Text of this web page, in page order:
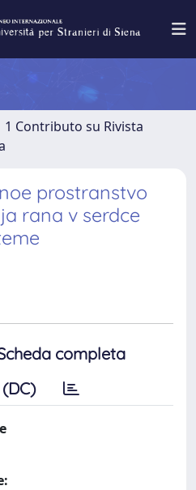
1 Contributo su Rivista
prostranstvo
rana v serdce
completa